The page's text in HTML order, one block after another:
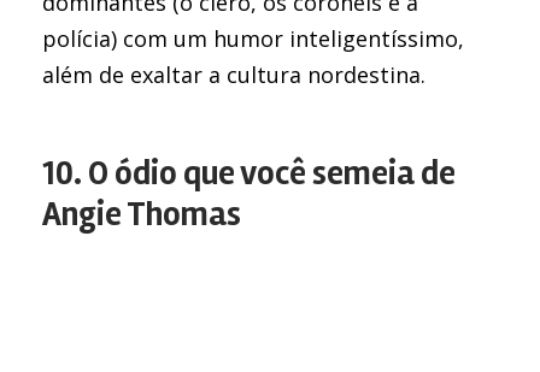
polícia) com um humor inteligentíssimo,
além de exaltar a cultura nordestina.
10. O ódio que você semeia de
Angie Thomas